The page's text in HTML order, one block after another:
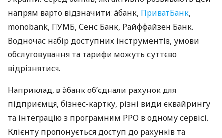
напрям варто відзначити: àбанк, ПриватБанк,
monobank, ПУМБ, Сенс Банк, Райффайзен Банк.
Водночас набір доступних інструментів, умови
обслуговування та тарифи можуть суттєво
відрізнятися.
Наприклад, в àбанк об’єднали рахунок для
підприємця, бізнес-картку, різні види еквайрингу
та інтеграцію з програмним РРО в одному сервісі.
Клієнту пропонується доступ до рахунків та